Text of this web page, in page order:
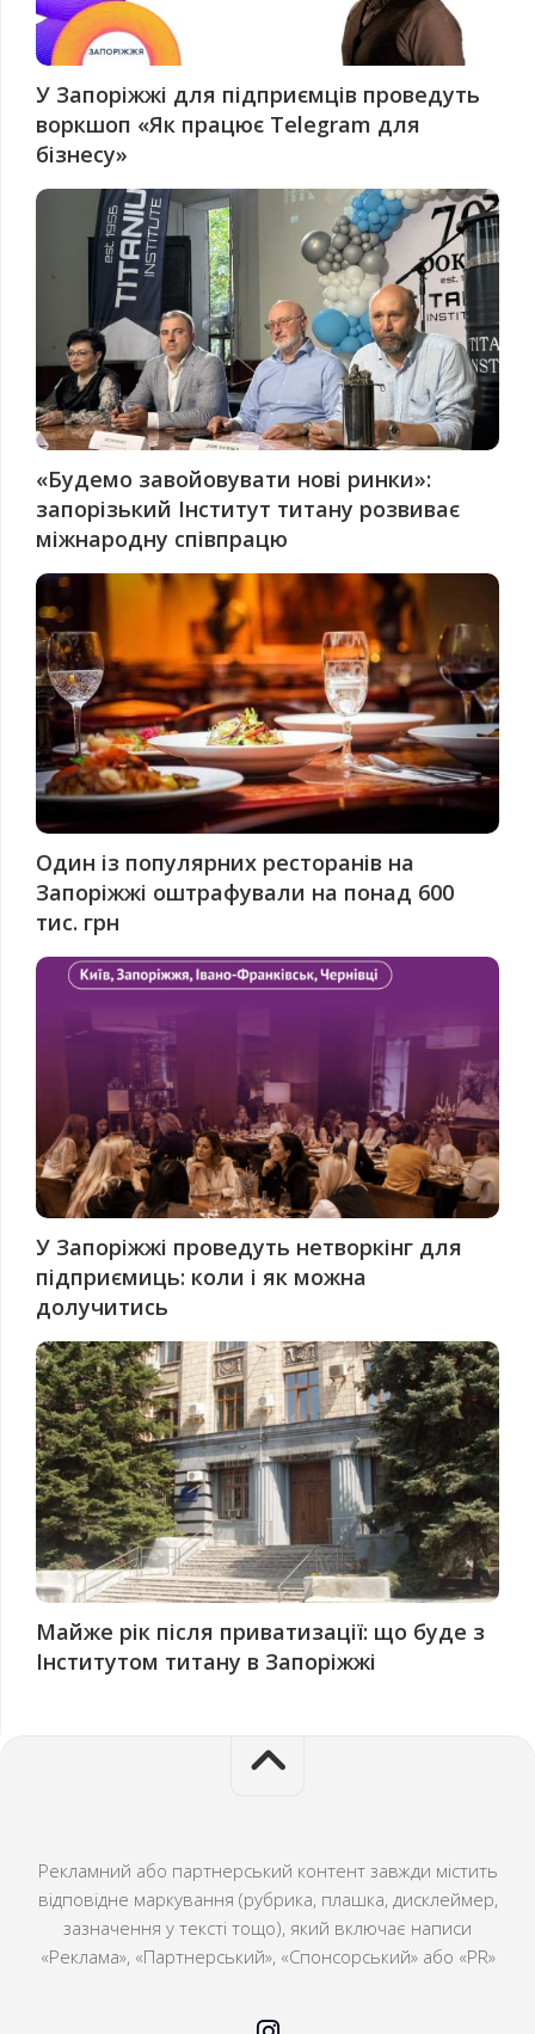
У Запоріжжі для підприємців проведуть
воркшоп «Як працює Telegram для
бізнесу»
«Будемо завойовувати нові ринки»:
запорізький Інститут титану розвиває
міжнародну співпрацю
Один із популярних ресторанів на
Запоріжжі оштрафували на понад 600
тис. грн
У Запоріжжі проведуть нетворкінг для
підприємиць: коли і як можна
долучитись
Майже рік після приватизації: що буде з
Інститутом титану в Запоріжжі
Рекламний або партнерський контент завжди містить
відповідне маркування (рубрика, плашка, дисклеймер,
зазначення у тексті тощо), який включає написи
«Реклама», «Партнерський», «Спонсорський» або «PR»